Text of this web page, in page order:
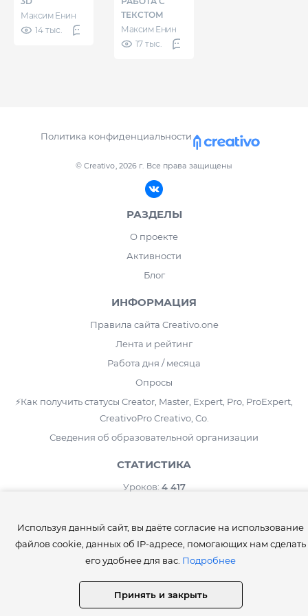
Максим Енин
14 тыс.
Средний
орнаментом
ТЕКСТОМ
Максим Енин
17 тыс.
© Creativo, 2026 г. Все права защищены
Политика конфиденциальности
РАЗДЕЛЫ
О проекте
Активности
Блог
ИНФОРМАЦИЯ
Правила сайта Creativo.one
Лента и рейтинг
Работа дня / месяца
Опросы
⚡️Как получить статусы Creator, Master, Expert, Pro, ProExpert,
CreativoPro Creativo, Co.
Сведения об образовательной организации
СТАТИСТИКА
Уроков: 4 417
Работ пользователей:441 079
Комментариев:1 019 153
Используя данный сайт, вы даёте согласие на использование
файлов cookie, данных об IP-адресе, помогающих нам сделать
его удобнее для вас. Подробнее
Принять и закрыть